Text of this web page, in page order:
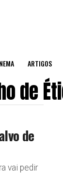
ARTIGOS
de
de
vai pedir